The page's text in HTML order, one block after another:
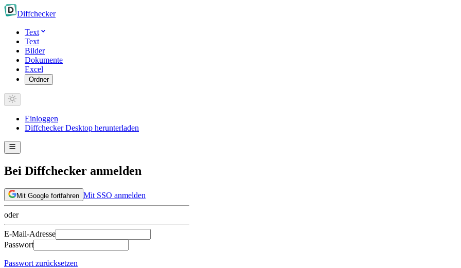
Diffchecker
Text
Text
Bilder
Dokumente
Excel
Ordner
Einloggen
Diffchecker Desktop herunterladen
Bei Diffchecker anmelden
Mit Google fortfahren Mit SSO anmelden
oder
E-Mail-Adresse
Passwort
Passwort zurücksetzen